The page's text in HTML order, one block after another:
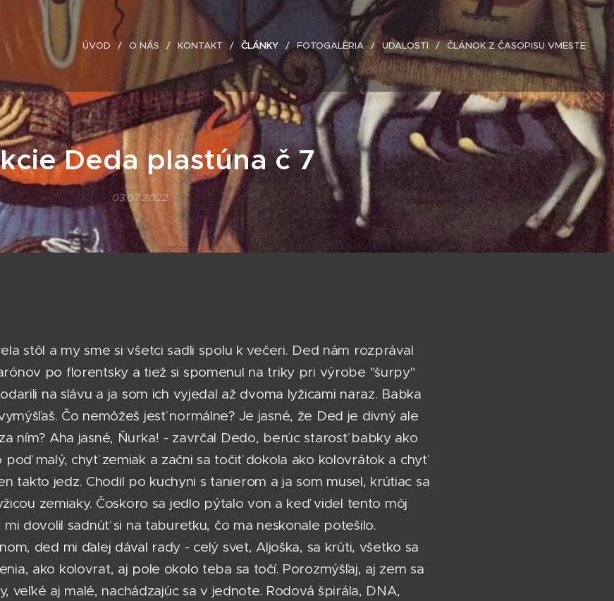
ÚVOD O NÁS KONTAKT ČLÁNKY FOTOGALÉRIA UDALOSTI ČLÁNOK Z ČASOPISU VMESTE
Deda plastúna č 7
03.07.2022
stôl a my sme si všetci sadli spolu k večeri. Ded nám rozprával
po florentsky a tiež si spomenul na triky pri výrobe "šurpy"
na slávu a ja som ich vyjedal až dvoma lyžicami naraz. Babka
Čo nemôžeš jesť normálne? Je jasné, že Ded je divný ale
ním? Aha jasné, Ňurka! - zavrčal Dedo, berúc starosť babky ako
poď malý, chyť zemiak a začni sa točiť dokola ako kolovrátok a chyť
takto jedz. Chodil po kuchyni s tanierom a ja som musel, krútiac sa
zemiaky. Čoskoro sa jedlo pýtalo von a keď videl tento môj
dovolil sadnúť si na taburetku, čo ma neskonale potešilo.
ded mi ďalej dával rady - celý svet, Aljoška, sa krúti, všetko sa
ako kolovrat, aj pole okolo teba sa točí. Porozmýšľaj, aj zem sa
veľké aj malé, nachádzajúc sa v jednote. Rodová špirála, DNA,